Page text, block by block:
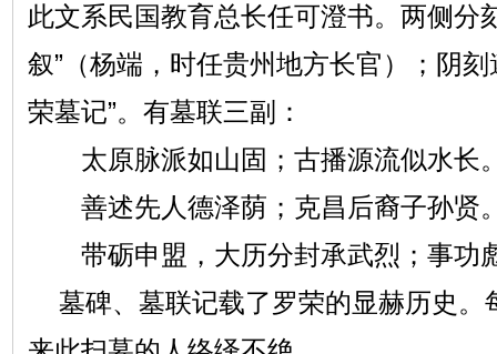
此文系民国教育总长任可澄书。两侧分
叙”（杨端，时任贵州地方长官）；阴
荣墓记”。有墓联三副：
太原脉派如山固；古播源流似水长
善述先人德泽荫；克昌后裔子孙贤
带砺申盟，大历分封承武烈；事功
墓碑、墓联记载了罗荣的显赫历史。